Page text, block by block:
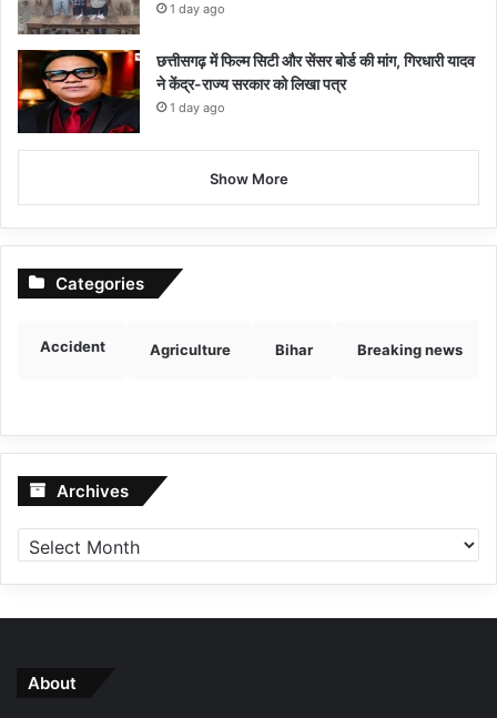
1 day ago
छत्तीसगढ़ में फिल्म सिटी और सेंसर बोर्ड की मांग, गिरधारी यादव
ने केंद्र-राज्य सरकार को लिखा पत्र
1 day ago
Show More
Categories
Accident Agriculture Bihar Breaking news
Archives Archives
About